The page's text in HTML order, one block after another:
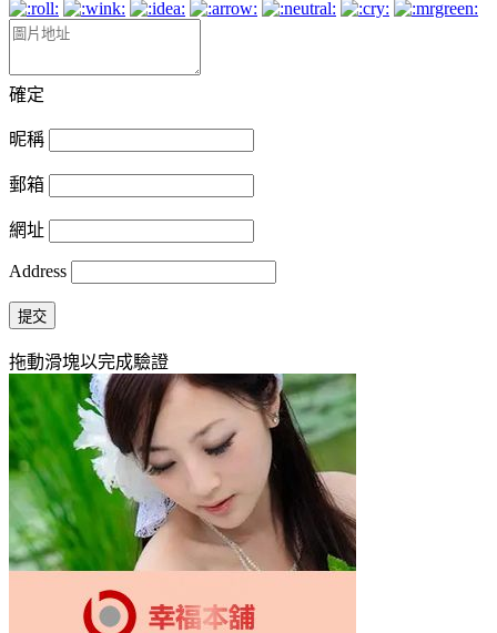
確定
昵稱
郵箱
網址
Address
提交
拖動滑塊以完成驗證